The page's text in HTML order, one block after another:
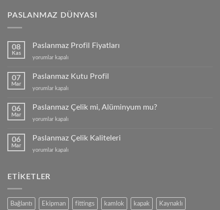
PASLANMAZ DÜNYASI
08
Kas
Paslanmaz Profil Fiyatları
Paslanmaz
Fiyatları
yorumlar kapalı
07
Mar
Paslanmaz Kutu Profil
Paslanmaz
Profil
yorumlar kapalı
06
Mar
Paslanmaz Çelik mi, Alüminyum mu?
Paslanmaz
mi,
mu?
yorumlar kapalı
06
Mar
Paslanmaz Çelik Kaliteleri
Paslanmaz
için
yorumlar kapalı
ETIKETLER
Bağlantı Ekipman fittings kamlok kapak Kaynaklı